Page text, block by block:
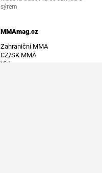
sýrem
MMAmag.cz
Zahraniční MMA
CZ/SK MMA
Videa